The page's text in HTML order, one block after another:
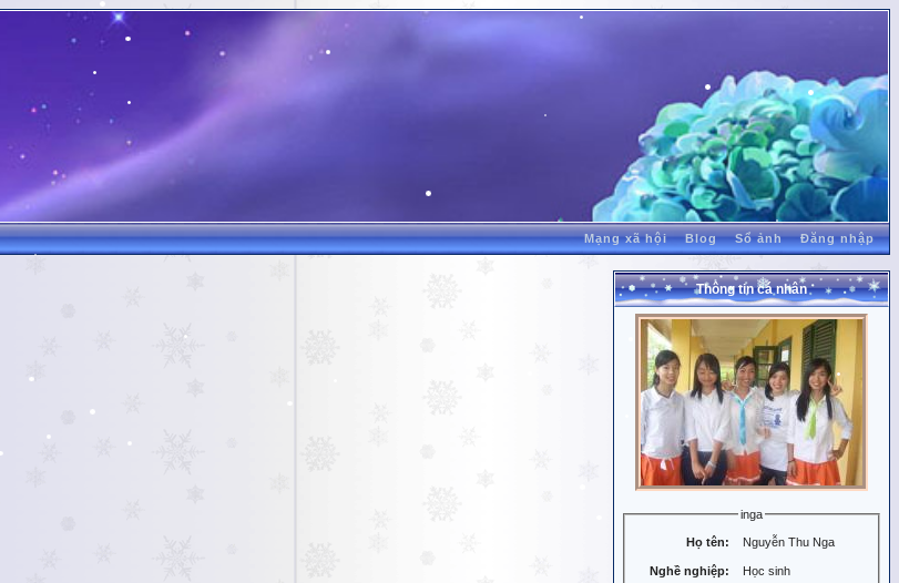
Mạng xã hội Blog Sổ ảnh Đăng nhập
Thông tin cá nhân
inga
Họ tên: Nguyễn Thu Nga
Nghề nghiệp: Học sinh